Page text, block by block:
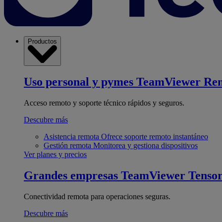
Productos
Uso personal y pymes TeamViewer
Acceso remoto y soporte técnico rápidos y seguros.
Descubre más
Asistencia remota Ofrece soporte remoto instantáneo
Gestión remota Monitorea y gestiona dispositivos
Ver planes y precios
Grandes empresas TeamViewer Tensor
Conectividad remota para operaciones seguras.
Descubre más